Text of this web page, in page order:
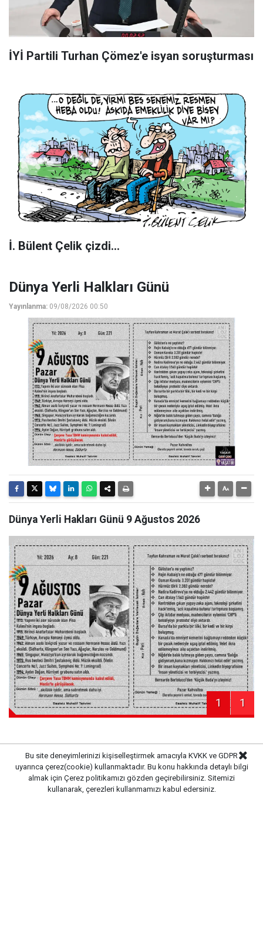
İYİ Partili Turhan Çömez'e isyan soruşturması
İ. Bülent Çelik çizdi...
Dünya Yerli Halkları Günü
Yayınlanma: 09/08/2026 00:50
Dünya Yerli Hakları Günü 9 Ağustos 2026
1 1
Kaynak: Haber Merkezi
Bu site deneyimlerinizi kişiselleştirmek amacıyla KVKK ve GDPR
uyarınca çerez(cookie) kullanmaktadır. Bu konu hakkında detaylı bilgi
almak için Çerez politikamızı gözden geçirebilirsiniz. Sitemizi
kullanarak, çerezleri kullanmamızı kabul edersiniz.